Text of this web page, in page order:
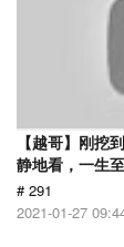
【越哥】刚挖
静地看，一生
# 291
2021-01-27